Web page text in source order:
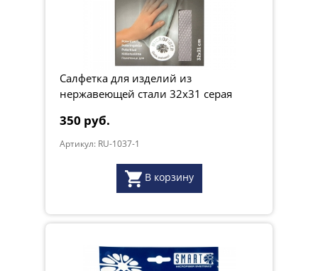
Салфетка для изделий из
нержавеющей стали 32х31 серая
350 руб.
Артикул: RU-1037-1
В корзину